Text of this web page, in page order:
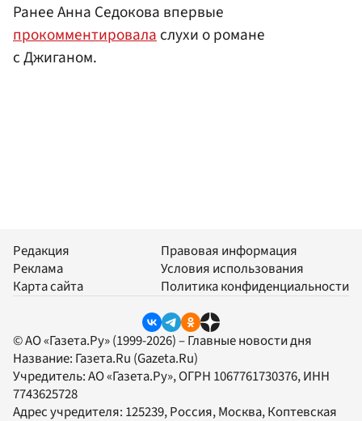
Ранее Анна Седокова впервые
прокомментироваласлухи о романе
с Джиганом.
Редакция
Реклама
Карта сайта
Правовая информация
Условия использования
Политика конфиденциальности
© АО «Газета.Ру» (1999-2026) – Главные новости дня
Название: Газета.Ru (Gazeta.Ru)
Учредитель:АО «Газета.Ру», ОГРН 1067761730376, ИНН
7743625728
Адрес учредителя: 125239, Россия, Москва, Коптевская